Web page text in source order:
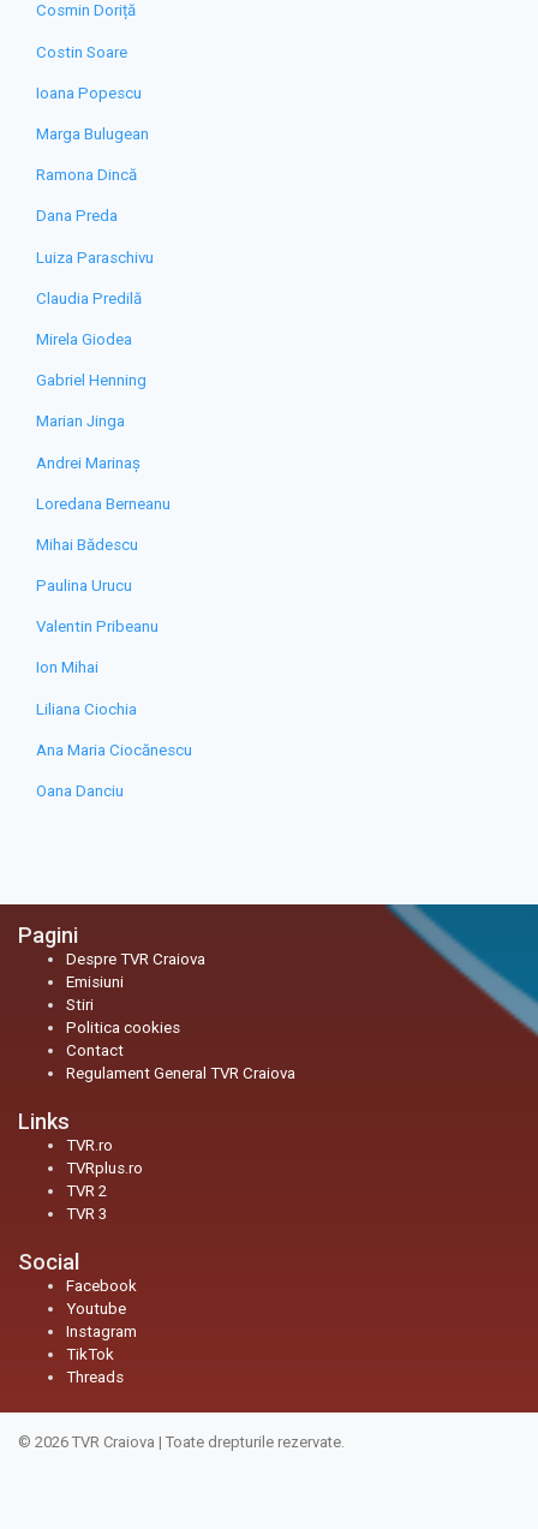
Cosmin Doriță
Costin Soare
Ioana Popescu
Marga Bulugean
Ramona Dincă
Dana Preda
Luiza Paraschivu
Claudia Predilă
Mirela Giodea
Gabriel Henning
Marian Jinga
Andrei Marinaș
Loredana Berneanu
Mihai Bădescu
Paulina Urucu
Valentin Pribeanu
Ion Mihai
Liliana Ciochia
Ana Maria Ciocănescu
Oana Danciu
Pagini
Despre TVR Craiova
Emisiuni
Stiri
Politica cookies
Contact
Regulament General TVR Craiova
Links
TVR.ro
TVRplus.ro
TVR 2
TVR 3
Social
Facebook
Youtube
Instagram
TikTok
Threads
© 2026 TVR Craiova | Toate drepturile rezervate.